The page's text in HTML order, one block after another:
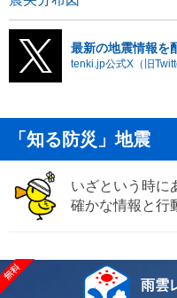
最新の地震情報を
tenki.jp公式X（旧
「知る防災」地震
いざという時に
確かな情報と行
雨雲